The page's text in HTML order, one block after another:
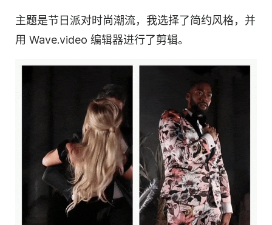
主题是节日派对时尚潮流，我选择了简约风格，并
用 Wave.video 编辑器进行了剪辑。